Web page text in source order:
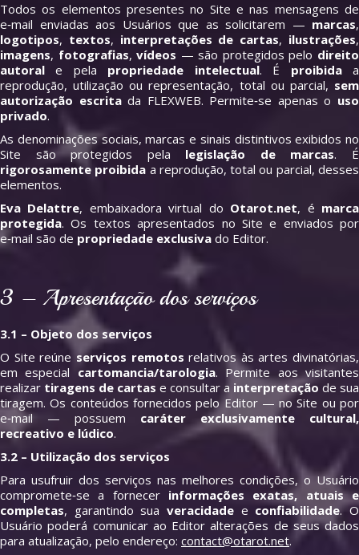
Todos os elementos presentes no Site e nas mensagens de
e‑mail enviadas aos Usuários que as solicitarem — marcas,
logotipos, textos, interpretações de cartas, ilustrações,
imagens, fotografias,vídeos — são protegidos pelo direito
autoral e pela propriedade intelectual. É proibidaa
reprodução, utilização ou representação, total ou parcial, sem
autorização escritada FLEXWEB. Permite‑se apenas o uso
privado.
As denominações sociais, marcas e sinais distintivos exibidos no
Site são protegidos pela legislação de marcas. É
rigorosamente proibida a reprodução, total ou parcial, desses
elementos.
Eva Delattre, embaixadora virtual do Otarot.net, é marca
protegida. Os textos apresentados no Site e enviados por
e‑mail são de propriedade exclusiva do Editor.
3 – Apresentação dos serviços
3.1 – Objeto dos serviços
O Site reúne serviços remotos relativos às artes divinatórias,
em especial cartomancia/tarologia. Permite aos visitantes
realizar tiragens de cartas e consultar a interpretação de sua
tiragem. Os conteúdos fornecidos pelo Editor — no Site ou por
e‑mail — possuem caráter exclusivamente cultural,
recreativo e lúdico.
3.2 – Utilização dos serviços
Para usufruir dos serviços nas melhores condições, o Usuário
compromete‑se a fornecer informações exatas, atuais e
completas, garantindo sua veracidade e confiabilidade. O
Usuário poderá comunicar ao Editor alterações de seus dados
para atualização, pelo endereço: contact@otarot.net.